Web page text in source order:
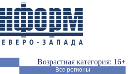
Возрастная категория: 16+
Все регионы